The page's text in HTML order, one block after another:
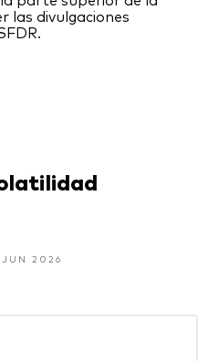
las divulgaciones
JUN 2026